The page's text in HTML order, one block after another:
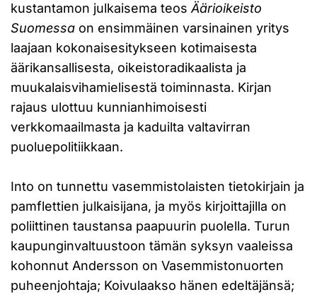
kustantamon julkaisema teos Äärioikeisto
Suomessa on ensimmäinen varsinainen yritys
laajaan kokonaisesitykseen kotimaisesta
äärikansallisesta, oikeistoradikaalista ja
muukalaisvihamielisestä toiminnasta. Kirjan
rajaus ulottuu kunnianhimoisesti
verkkomaailmasta ja kaduilta valtavirran
puoluepolitiikkaan.
Into on tunnettu vasemmistolaisten tietokirjain ja
pamflettien julkaisijana, ja myös kirjoittajilla on
poliittinen taustansa paapuurin puolella. Turun
kaupunginvaltuustoon tämän syksyn vaaleissa
kohonnut Andersson on Vasemmistonuorten
puheenjohtaja; Koivulaakso hänen edeltäjänsä;